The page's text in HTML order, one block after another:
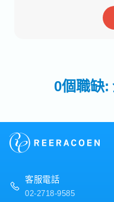
0個職缺:
客服電話
02-2718-9585